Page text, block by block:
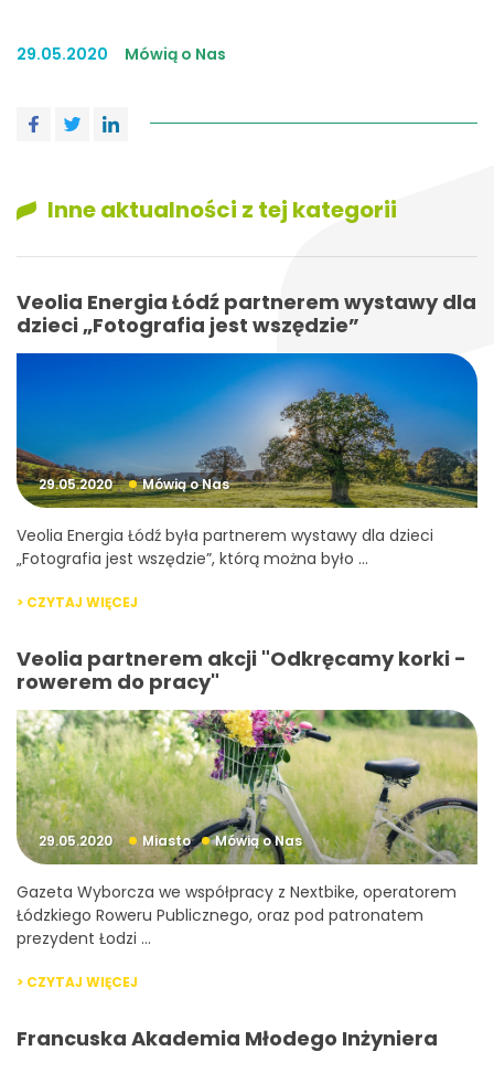
29.05.2020 Mówią o Nas
Inne aktualności z tej kategorii
Veolia Energia Łódź partnerem wystawy dla
dzieci „Fotografia jest wszędzie”
29.05.2020 Mówią o Nas
Veolia Energia Łódź była partnerem wystawy dla dzieci
„Fotografia jest wszędzie”, którą można było ...
> CZYTAJ WIĘCEJ
Veolia partnerem akcji "Odkręcamy korki -
rowerem do pracy"
29.05.2020 Miasto Mówią o Nas
Gazeta Wyborcza we współpracy z Nextbike, operatorem
Łódzkiego Roweru Publicznego, oraz pod patronatem
prezydent Łodzi ...
> CZYTAJ WIĘCEJ
Francuska Akademia Młodego Inżyniera